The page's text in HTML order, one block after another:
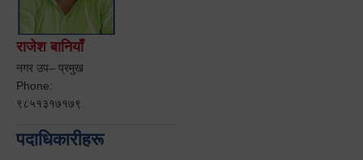
राजेश बानियाँ
नगर उप– प्रमुख
Phone:
९८५१३१७१७९
पदाधिकारीहरू